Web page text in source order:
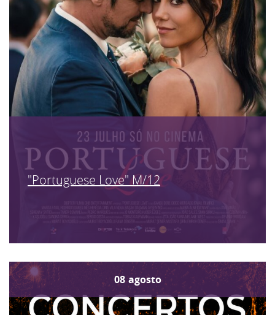
"Portuguese Love" M/12
08 agosto